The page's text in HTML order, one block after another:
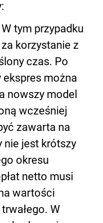
W tym przypadku
korzystanie z
czas. Po
można
nowszy model
wcześniej
zawarta na
nie jest krótszy
okresu
netto musi
wartości
W